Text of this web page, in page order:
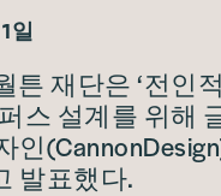
일
튼 재단은 ‘전인
스 설계를 위해
인
발표했다.